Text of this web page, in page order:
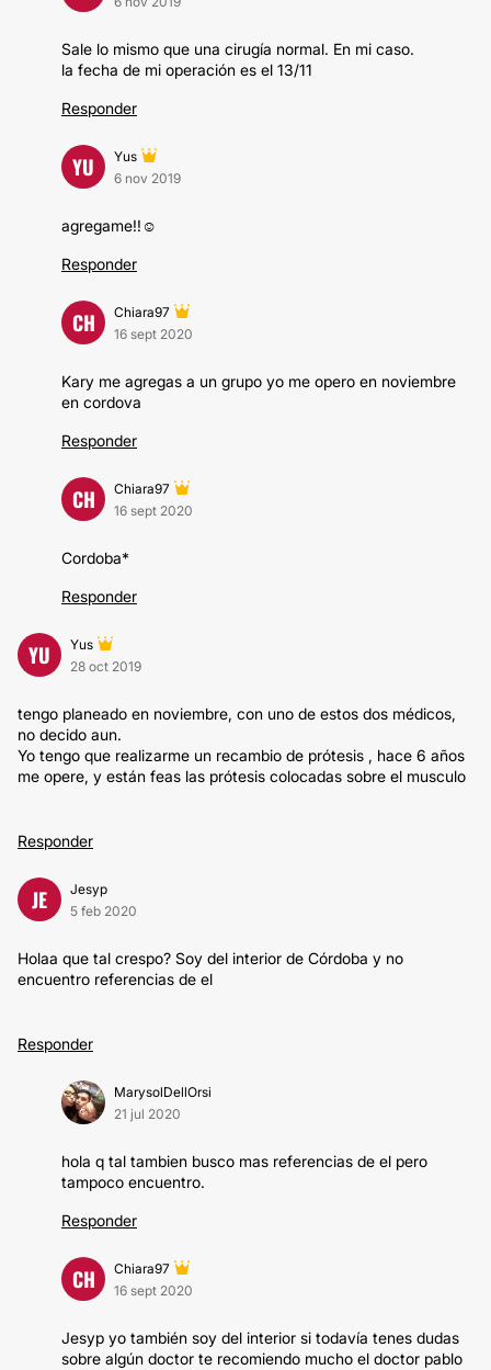
Sale lo mismo que una cirugía normal. En mi caso.
la fecha de mi operación es el 13/11
Responder
YU
Yus
6 nov 2019
agregame!!☺
Responder
CH
Chiara97
16 sept 2020
Kary me agregas a un grupo yo me opero en noviembre
en cordova
Responder
CH
Chiara97
16 sept 2020
Cordoba*
Responder
YU
Yus
28 oct 2019
tengo planeado en noviembre, con uno de estos dos médicos,
no decido aun.
Yo tengo que realizarme un recambio de prótesis , hace 6 años
me opere, y están feas las prótesis colocadas sobre el musculo
Responder
JE
Jesyp
5 feb 2020
Holaa que tal crespo? Soy del interior de Córdoba y no
encuentro referencias de el
Responder
MarysolDellOrsi
21 jul 2020
hola q tal tambien busco mas referencias de el pero
tampoco encuentro.
Responder
CH
Chiara97
16 sept 2020
Jesyp yo también soy del interior si todavía tenes dudas
sobre algún doctor te recomiendo mucho el doctor pablo